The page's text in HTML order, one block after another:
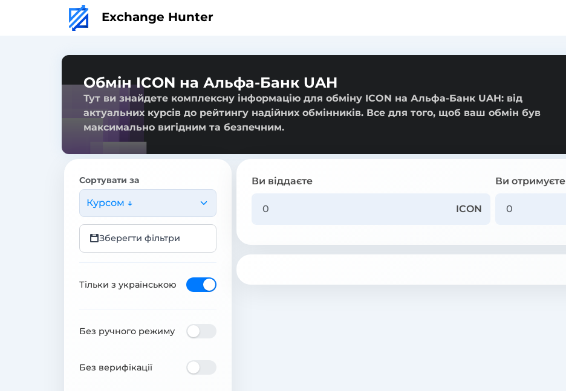
Exchange Hunter
Обмін ICON на Альфа-Банк UAH
Тут ви знайдете комплексну інформацію для обміну ICON на Альфа-Банк UAH: від
актуальних курсів до рейтингу надійних обмінників. Все для того, щоб ваш обмін був
максимально вигідним та безпечним.
Сортувати за
Курсом ↓
Зберегти фільтри
Тільки з українською
Без ручного режиму
Без верифікації
Ви віддаєте
ICON
Ви отримуєте